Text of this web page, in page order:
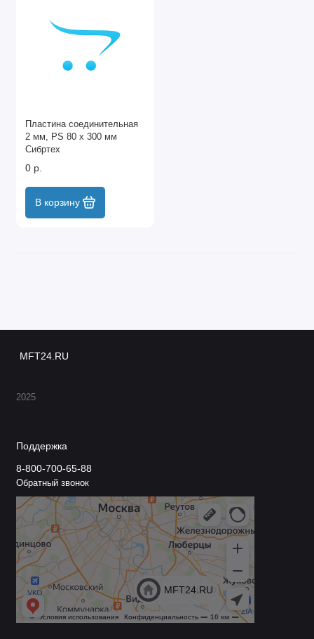
Пластина соединительная
2 мм, PS 80 х 300 мм
Сибртех
0 р.
В корзину
MFT24.RU
2025
Поддержка
8-800-700-65-88
Обратный звонок